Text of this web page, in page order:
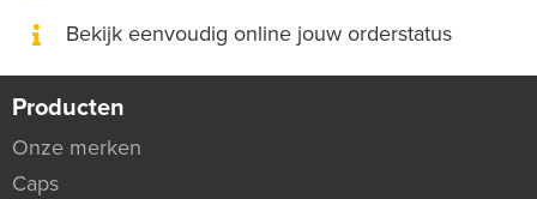
Bekijk eenvoudig online jouw orderstatus
Producten
Onze merken
Caps